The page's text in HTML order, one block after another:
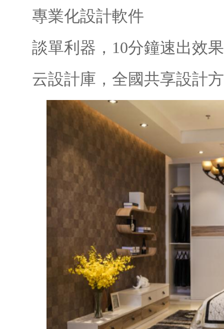
專業化設計軟件
談單利器，10分鐘速出效
云設計庫，全國共享設計